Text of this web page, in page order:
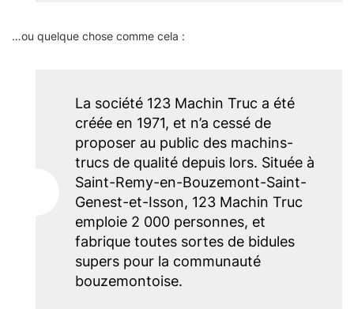
…ou quelque chose comme cela :
La société 123 Machin Truc a été
créée en 1971, et n’a cessé de
proposer au public des machins-
trucs de qualité depuis lors. Située à
Saint-Remy-en-Bouzemont-Saint-
Genest-et-Isson, 123 Machin Truc
emploie 2 000 personnes, et
fabrique toutes sortes de bidules
supers pour la communauté
bouzemontoise.